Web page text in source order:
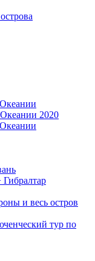
2020
и весь остров
тур по